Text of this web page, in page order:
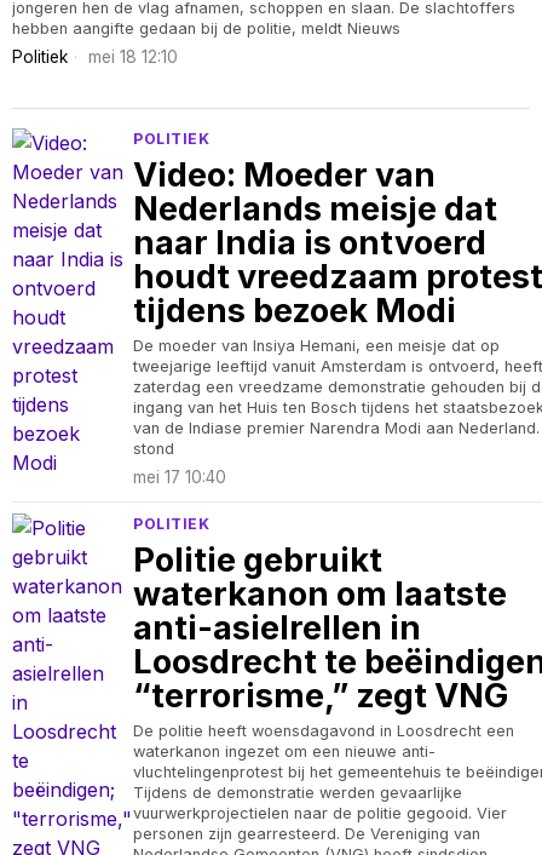
jongeren hen de vlag afnamen, schoppen en slaan. De slachtoffers
hebben aangifte gedaan bij de politie, meldt Nieuws
Politiek mei 18 12:10
POLITIEK
Video: Moeder van
Nederlands meisje dat
naar India is ontvoerd
houdt vreedzaam protest
tijdens bezoek Modi
De moeder van Insiya Hemani, een meisje dat op
tweejarige leeftijd vanuit Amsterdam is ontvoerd, heeft
zaterdag een vreedzame demonstratie gehouden bij
ingang van het Huis ten Bosch tijdens het
van de Indiase premier Narendra Modi aan Nederland.
stond
mei 17 10:40
POLITIEK
Politie gebruikt
waterkanon om laatste
anti-asielrellen in
Loosdrecht te
“terrorisme,” zegt VNG
De politie heeft woensdagavond in Loosdrecht een
waterkanon ingezet om een nieuwe anti-
vluchtelingenprotest bij het gemeentehuis te
Tijdens de demonstratie werden gevaarlijke
vuurwerkprojectielen naar de politie gegooid. Vier
personen zijn gearresteerd. De Vereniging van